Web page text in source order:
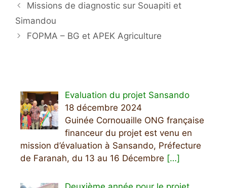
Missions de diagnostic sur Souapiti et
Simandou
FOPMA – BG et APEK Agriculture
Evaluation du projet Sansando
18 décembre 2024
Guinée Cornouaille ONG française
financeur du projet est venu en
mission d’évaluation à Sansando, Préfecture
de Faranah, du 13 au 16 Décembre […]